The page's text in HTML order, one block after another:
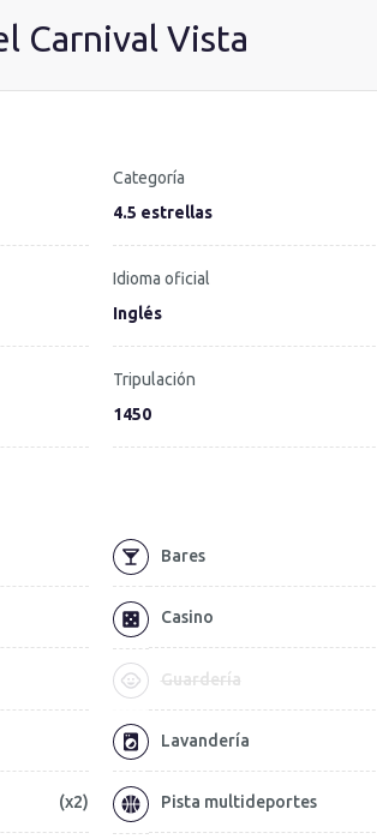
Carnival Vista
Categoría
4.5 estrellas
Idioma oficial
Inglés
Tripulación
1450
Bares
Casino
Guardería
Lavandería
(x2) Pista multideportes